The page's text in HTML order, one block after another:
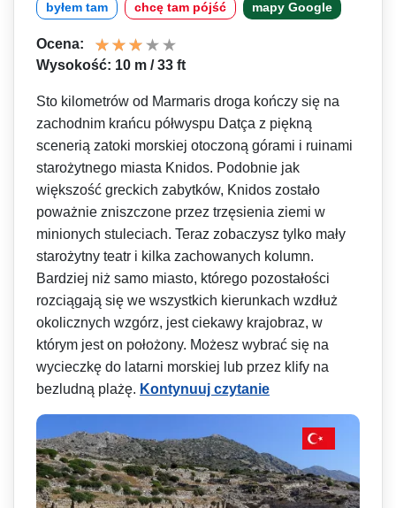
byłem tam chcę tam pójść mapy Google
Ocena:
Wysokość: 10 m / 33 ft
Sto kilometrów od Marmaris droga kończy się na
zachodnim krańcu półwyspu Datça z piękną
scenerią zatoki morskiej otoczoną górami i ruinami
starożytnego miasta Knidos. Podobnie jak
większość greckich zabytków, Knidos zostało
poważnie zniszczone przez trzęsienia ziemi w
minionych stuleciach. Teraz zobaczysz tylko mały
starożytny teatr i kilka zachowanych kolumn.
Bardziej niż samo miasto, którego pozostałości
rozciągają się we wszystkich kierunkach wzdłuż
okolicznych wzgórz, jest ciekawy krajobraz, w
którym jest on położony. Możesz wybrać się na
wycieczkę do latarni morskiej lub przez klify na
bezludną plażę. Kontynuuj czytanie